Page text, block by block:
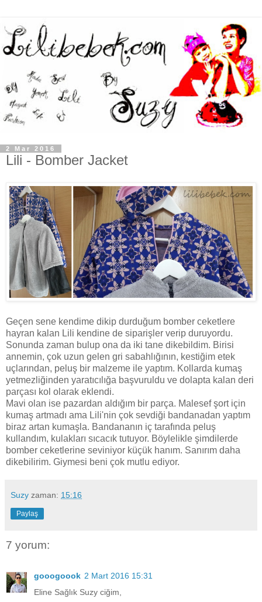
2 Mar 2016
Lili - Bomber Jacket
Geçen sene kendime dikip durduğum bomber ceketlere
hayran kalan Lili kendine de siparişler verip duruyordu.
Sonunda zaman bulup ona da iki tane dikebildim. Birisi
annemin, çok uzun gelen gri sabahlığının, kestiğim etek
uçlarından, peluş bir malzeme ile yaptım. Kollarda kumaş
yetmezliğinden yaratıcılığa başvuruldu ve dolapta kalan deri
parçası kol olarak eklendi.
Mavi olan ise pazardan aldığım bir parça. Malesef şort için
kumaş artmadı ama Lili'nin çok sevdiği bandanadan yaptım
biraz artan kumaşla. Bandananın iç tarafında peluş
kullandım, kulakları sıcacık tutuyor. Böylelikle şimdilerde
bomber ceketlerine seviniyor küçük hanım. Sanırım daha
dikebilirim. Giymesi beni çok mutlu ediyor.
Suzy zaman: 15:16
Paylaş
7 yorum:
gooogoook 2 Mart 2016 15:31
Eline Sağlık Suzy ciğim,